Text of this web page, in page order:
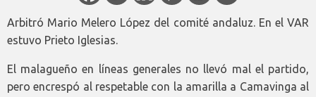
Arbitró Mario Melero López del comité andaluz. En el VAR
estuvo Prieto Iglesias.
El malagueño en líneas generales no llevó mal el partido,
pero encrespó al respetable con la amarilla a Camavinga al